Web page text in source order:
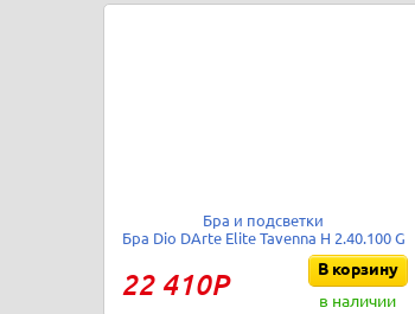
Бра и подсветки
Бра Dio DArte Elite Tavenna H 2.40.100 G
22 410Р
В корзину
в наличии